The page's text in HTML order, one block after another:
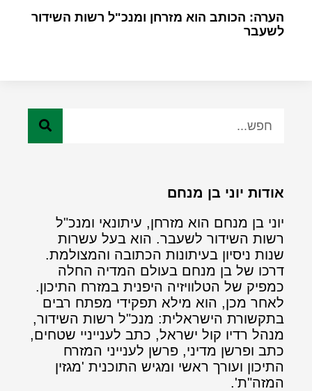
הערה: הכותב הוא מזרחן ומנכ"ל רשות השידור
לשעבר
אודות יוני בן מנחם
יוני בן מנחם הוא מזרחן, עיתונאי ומנכ"ל
רשות השידור לשעבר. הוא בעל עשרות
שנות ניסיון בעיתונות הכתובה והמצולמת.
דרכו של בן מנחם בעולם המדיה החלה
כמפיק של הטלוויזיה היפנית במזרח התיכון.
לאחר מכן, הוא מילא תפקידי מפתח רבים
בתקשורת הישראלית: מנכ"ל רשות השידור,
מנהל רדיו קול ישראל, כתב לענייניי שטחים,
כתב ופרשן מדיני, פרשן לענייני המזרח
התיכון ועורך ראשי ומגיש התוכנית 'מגזין
המזה"ת'.